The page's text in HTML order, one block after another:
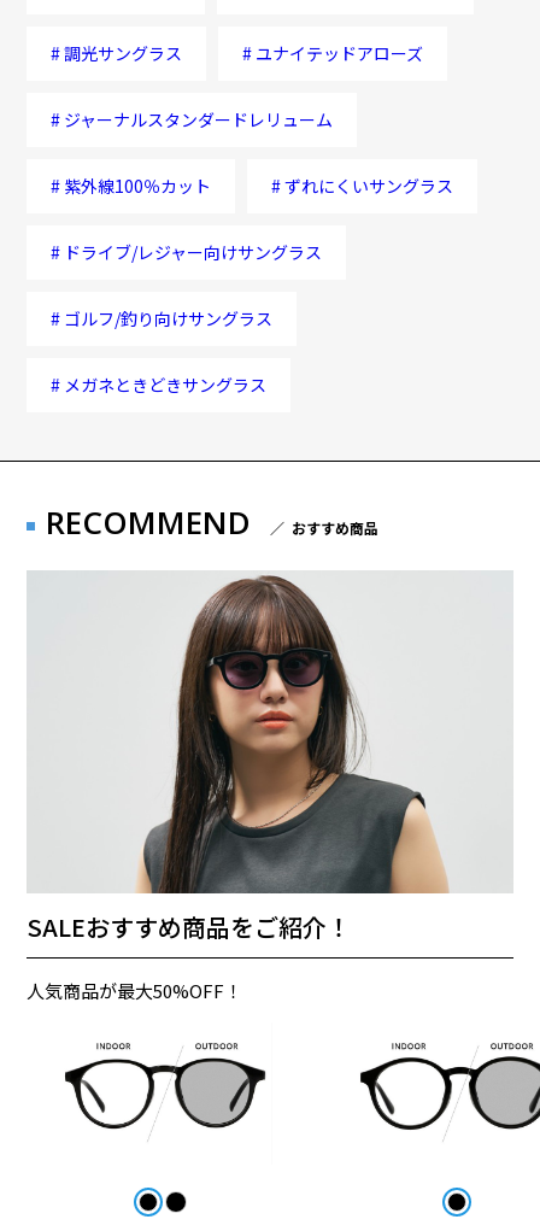
#調光サングラス # ユナイテッドアローズ
# ジャーナルスタンダードレリューム
# 紫外線100％カット #ずれにくいサングラス
# ドライブ/レジャー向けサングラス
# ゴルフ/釣り向けサングラス
# メガネときどきサングラス
RECOMMEND ／ おすすめ商品
SALEおすすめ商品をご紹介！
人気商品が最大50%OFF！